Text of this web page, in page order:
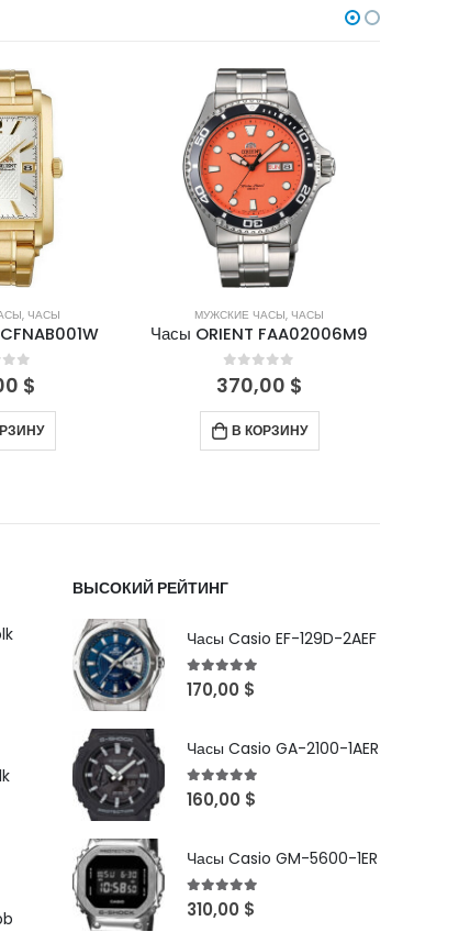
, ЧАСЫ
of 5
$
НЕТ В НАЛИЧИИ
МУЖСКИЕ ЧАСЫ, ЧАСЫ
Часы ORIENT FTV01003W
0out of 5
350,00 $
ПОДРОБНЕЕ
ВЫСОКИЙ РЕЙТИНГ
Часы Casio EF-129D-2AEF
5out of 5
170,00 $
Часы Casio GA-2100-1AER
5out of 5
160,00 $
Часы Casio GM-5600-1ER
5out of 5
310,00 $